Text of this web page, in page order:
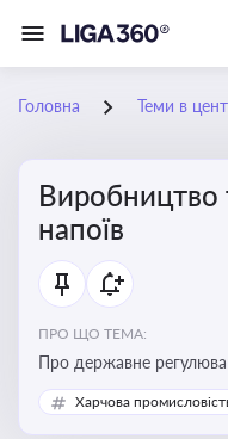
Головна Теми в
Виробництво
напоїв
ПРО ЩО ТЕМА:
Про державне
оподаткування
ліцензування та правові
Харчова